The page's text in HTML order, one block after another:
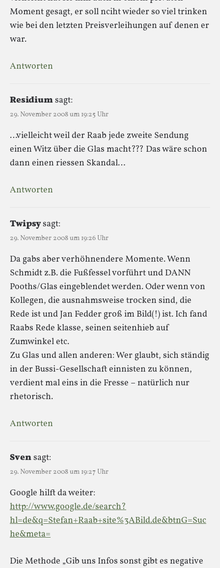
Moment gesagt, er soll nciht wieder so viel trinken
wie bei den letzten Preisverleihungen auf denen er
war.
Antworten
Residiumsagt:
29. November 2008 um 19:25 Uhr
…vielleicht weil der Raab jede zweite Sendung
einen Witz über die Glas macht??? Das wäre schon
dann einen riessen Skandal…
Antworten
Twipsysagt:
29. November 2008 um 19:26 Uhr
Da gabs aber verhöhnendere Momente. Wenn
Schmidt z.B. die Fußfessel vorführt und DANN
Pooths/Glas eingeblendet werden. Oder wenn von
Kollegen, die ausnahmsweise trocken sind, die
Rede ist und Jan Fedder groß im Bild(!) ist. Ich fand
Raabs Rede klasse, seinen seitenhieb auf
Zumwinkel etc.
Zu Glas und allen anderen: Wer glaubt, sich ständig
in der Bussi-Gesellschaft einnisten zu können,
verdient mal eins in die Fresse – natürlich nur
rhetorisch.
Antworten
Svensagt:
29. November 2008 um 19:27 Uhr
Google hilft da weiter:
http://www.google.de/search?
hl=de&q=Stefan+Raab+site%3ABild.de&btnG=Suc
he&meta=
Die Methode „Gib uns Infos sonst gibt es negative